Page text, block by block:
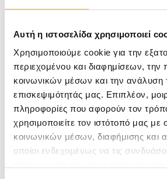
Αυτή η ιστοσελίδα χρησιμοποιεί
Χρησιμοποιούμε cookie για την
περιεχομένου και διαφημίσεων, την
κοινωνικών μέσων και την ανάλυση
επισκεψιμότητάς μας. Επιπλέον,
πληροφορίες που αφορούν τον
χρησιμοποιείτε τον ιστότοπό μας με
κοινωνικών μέσων, διαφήμισης και
οποίοι ενδεχομένως να τις